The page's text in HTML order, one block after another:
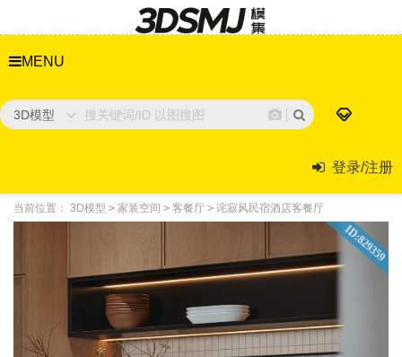
MENU
3D模型
登录/注册
当前位置： 3D模型 > 家装空间 > 客餐厅 > 诧寂风民宿酒店客餐厅
ID:829359